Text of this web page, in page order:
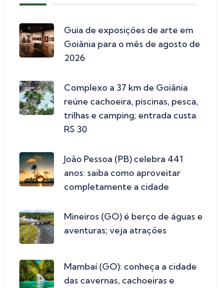
Guia de exposições de arte em
Goiânia para o mês de agosto de
2026
Complexo a 37 km de Goiânia
reúne cachoeira, piscinas, pesca,
trilhas e camping; entrada custa
R$ 30
João Pessoa (PB) celebra 441
anos: saiba como aproveitar
completamente a cidade
Mineiros (GO) é berço de águas e
aventuras; veja atrações
Mambaí (GO): conheça a cidade
das cavernas, cachoeiras e